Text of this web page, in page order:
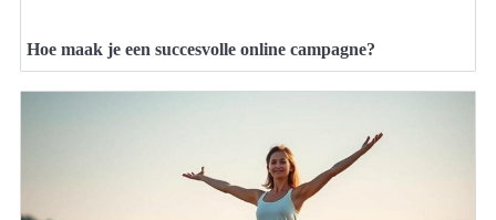
Hoe maak je een succesvolle online campagne?